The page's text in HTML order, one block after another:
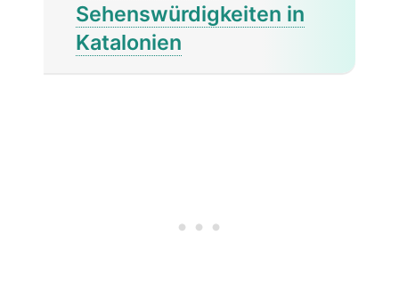
Sehenswürdigkeiten in
Katalonien